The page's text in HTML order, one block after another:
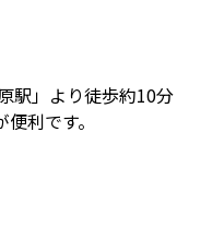
駅」より徒歩約10分
利です。